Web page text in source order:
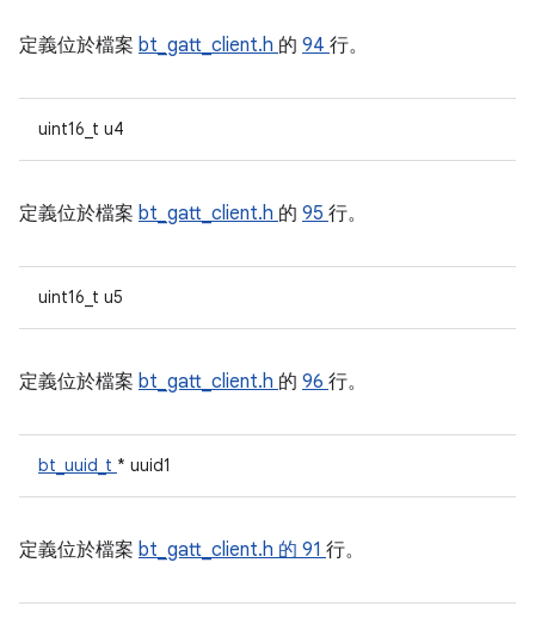
定義位於檔案 bt_gatt_client.h 的 94 行。
uint16_t u4
定義位於檔案 bt_gatt_client.h 的 95 行。
uint16_t u5
定義位於檔案 bt_gatt_client.h 的 96 行。
bt_uuid_t * uuid1
定義位於檔案 bt_gatt_client.h 的 91 行。